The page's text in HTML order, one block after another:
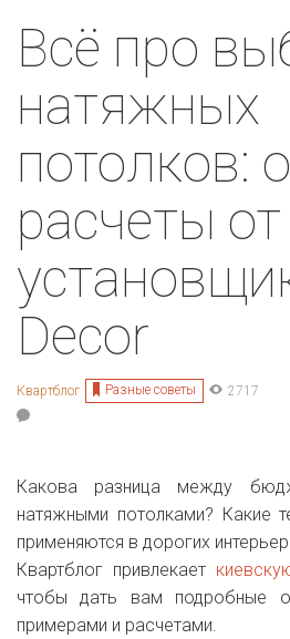
Всё про
натяжных
потолков:
расчеты от
Decor
Квартблог Разные советы 2717
Какова разница между
натяжными потолками? Какие
применяются в дорогих
Квартблог привлекает
чтобы дать вам подробные
примерами и расчетами.